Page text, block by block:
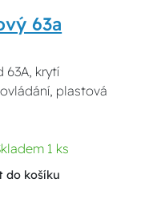
63a
63A, krytí
plastová
1 ks
do košíku